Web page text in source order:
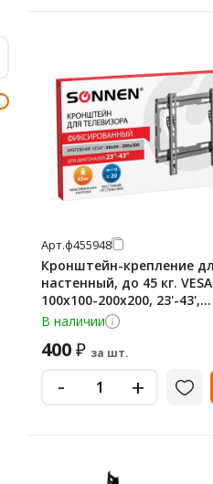
Арт.ф455948
Кронштейн-крепление
настенный, до 45 кг. VESA
100х100-200х200, 23'-43',
черный, SONNEN, 45594
В наличии
400₽ за шт.
- +